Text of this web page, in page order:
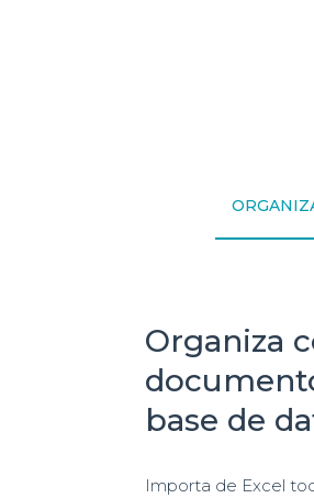
Organiza
base de
Importa de Excel